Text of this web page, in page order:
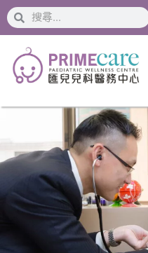
搜
索
搜
索